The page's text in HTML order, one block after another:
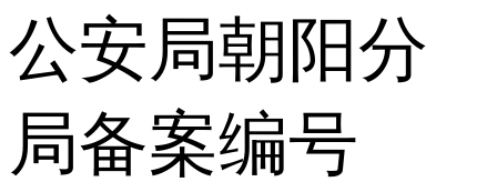
公安局朝阳分
局备案编号